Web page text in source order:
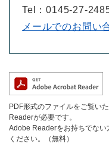
Tel：0145-27-
メールでのお問い
PDF形式のファイルをご覧い
Readerが必要です。
Adobe Readerをお持ちでない
ください。（無料）